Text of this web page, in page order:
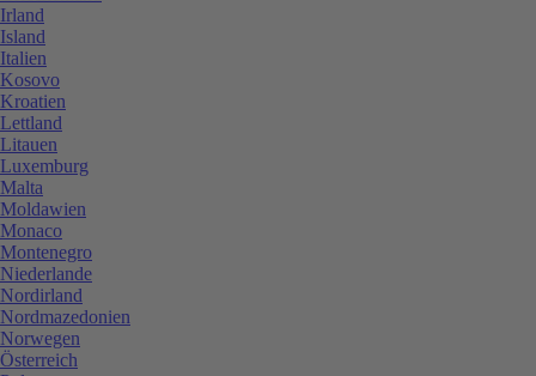
Irland
Island
Italien
Kosovo
Kroatien
Lettland
Litauen
Luxemburg
Malta
Moldawien
Monaco
Montenegro
Niederlande
Nordirland
Nordmazedonien
Norwegen
Österreich